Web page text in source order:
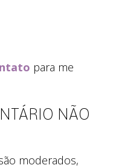
para me
NÃO
moderados,